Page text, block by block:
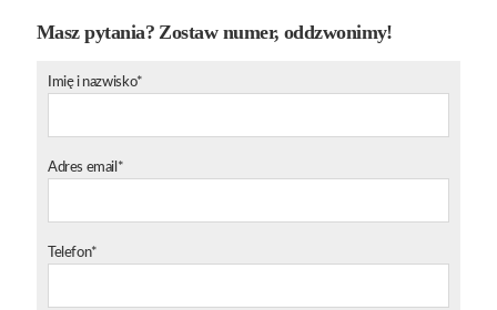
Masz pytania? Zostaw numer, oddzwonimy!
Imię i nazwisko*
Adres email*
Telefon*